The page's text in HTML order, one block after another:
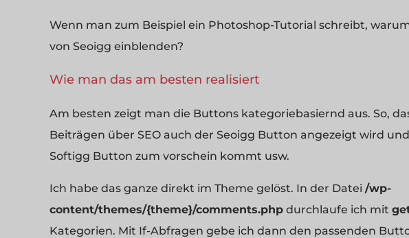
Wenn man zum Beispiel ein Photoshop-Tutorial schreibt,
von Seoigg einblenden?
Wie man das am besten realisiert
Am besten zeigt man die Buttons kategoriebasiernd aus. So,
Beiträgen über SEO auch der Seoigg Button angezeigt wird
Softigg Button zum vorschein kommt usw.
Ich habe das ganze direkt im Theme gelöst. In der Datei /wp-
content/themes/{theme}/comments.php durchlaufe ich mit
Kategorien. Mit If-Abfragen gebe ich dann den passenden